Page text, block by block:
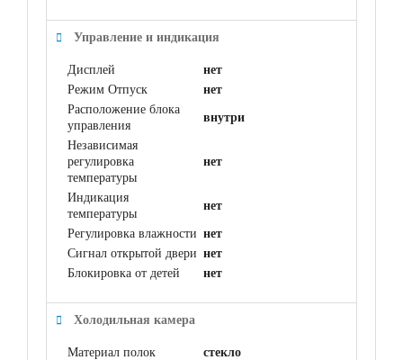
Управление и индикация
Дисплей
нет
Режим Отпуск
нет
Расположение блока
управления
внутри
Независимая
регулировка
температуры
нет
Индикация
температуры
нет
Регулировка влажности нет
Сигнал открытой двери нет
Блокировка от детей
нет
Холодильная камера
Материал полок
стекло